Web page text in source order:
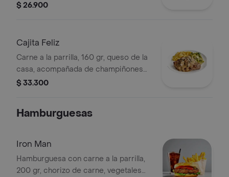
$ 26.900
Cajita Feliz
Carne a la parrilla, 160 gr, queso de la
casa, acompañada de champiñones
salteados, tocineta, plátanitos y papas
$ 33.300
Hamburguesas
Iron Man
Hamburguesa con carne a la parrilla,
200 gr, chorizo de carne, vegetales